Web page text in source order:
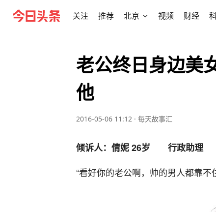
关注 推荐 北京 视频 财经
老公终日身边美
他
2016-05-06 11:12 · 每天故事汇
倾诉人：倩妮 26岁 行政助理
“看好你的老公啊，帅的男人都靠不